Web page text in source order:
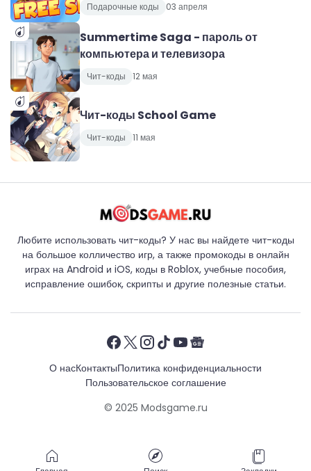
Подарочные коды 03 апреля
Summertime Saga - пароль от
компьютера и телевизора
Чит-коды 12 мая
Чит-коды School Game
Чит-коды 11 мая
Любите использовать чит-коды? У нас вы найдете чит-коды
на большое колличество игр, а также промокоды в онлайн
играх на Android и iOS, коды в Roblox, учебные пособия,
исправление ошибок, скрипты и другие полезные статьи.
О насКонтактыПолитика конфиденциальности
Пользовательское соглашение
© 2025 Modsgame.ru